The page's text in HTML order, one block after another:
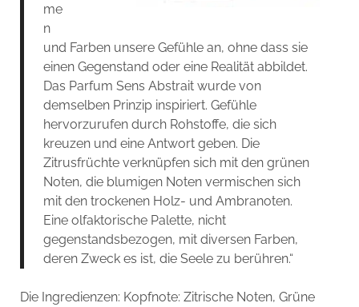
me
n
und Farben unsere Gefühle an, ohne dass sie
einen Gegenstand oder eine Realität abbildet.
Das Parfum Sens Abstrait wurde von
demselben Prinzip inspiriert. Gefühle
hervorzurufen durch Rohstoffe, die sich
kreuzen und eine Antwort geben. Die
Zitrusfrüchte verknüpfen sich mit den grünen
Noten, die blumigen Noten vermischen sich
mit den trockenen Holz- und Ambranoten.
Eine olfaktorische Palette, nicht
gegenstandsbezogen, mit diversen Farben,
deren Zweck es ist, die Seele zu berühren.“
Die Ingredienzen: Kopfnote: Zitrische Noten, Grüne